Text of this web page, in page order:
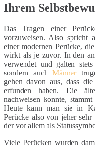
Ihrem
Das Tragen einer
vorzuweisen. Also spricht
einer modernen Perücke,
wirkt als je zuvor. In den
verwendet und galten
sondern auchMänner
gehen davon aus, dass
erfunden haben. Die
nachweisen konnte,
Heute kann man sie in
Perücke also von jeher
der vor allem als
Viele Perücken wurden